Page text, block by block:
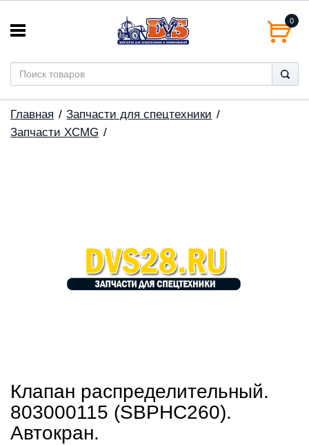
0
Главная
Запчасти для спецтехники
Запчасти XCMG
Клапан распределительный.
803000115 (SBPHC260).
Автокран.